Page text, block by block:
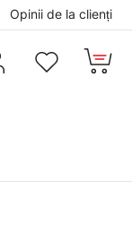
Opinii de la clienți